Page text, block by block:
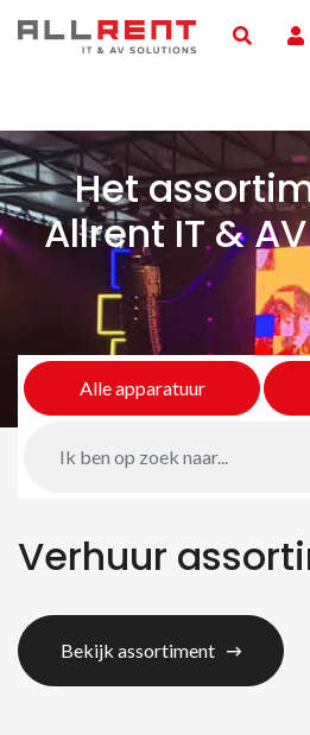
Het
Allrent IT &
Alle apparatuur
Verhuur
Bekijk assortiment